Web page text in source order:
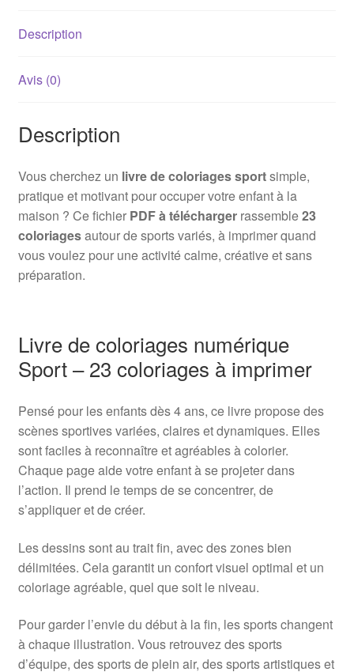
Description
Avis (0)
Description
Vous cherchez un livre de coloriages sportsimple,
pratique et motivant pour occuper votre enfant à la
maison ? Ce fichier PDF à téléchargerrassemble23
coloriagesautour de sports variés, à imprimer quand
vous voulez pour une activité calme, créative et sans
préparation.
Livre de coloriages numérique
Sport – 23 coloriages à imprimer
Pensé pour les enfants dès 4 ans, ce livre propose des
scènes sportives variées, claires et dynamiques. Elles
sont faciles à reconnaître et agréables à colorier.
Chaque page aide votre enfant à se projeter dans
l’action. Il prend le temps de se concentrer, de
s’appliquer et de créer.
Les dessins sont au trait fin, avec des zones bien
délimitées. Cela garantit un confort visuel optimal et un
coloriage agréable, quel que soit le niveau.
Pour garder l’envie du début à la fin, les sports changent
à chaque illustration. Vous retrouvez des sports
d’équipe, des sports de plein air, des sports artistiques et